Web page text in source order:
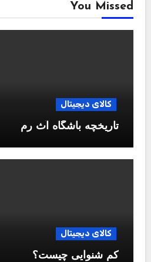
You Missed
کالای دیجیتال
تاریخچه باشگاه آث رم
کالای دیجیتال
کم شنوایی چیست؟